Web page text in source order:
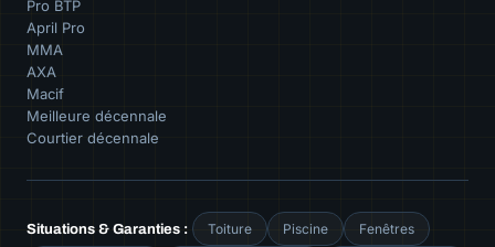
Pro BTP
April Pro
MMA
AXA
Macif
Meilleure décennale
Courtier décennale
Situations & Garanties : Toiture Piscine Fenêtres